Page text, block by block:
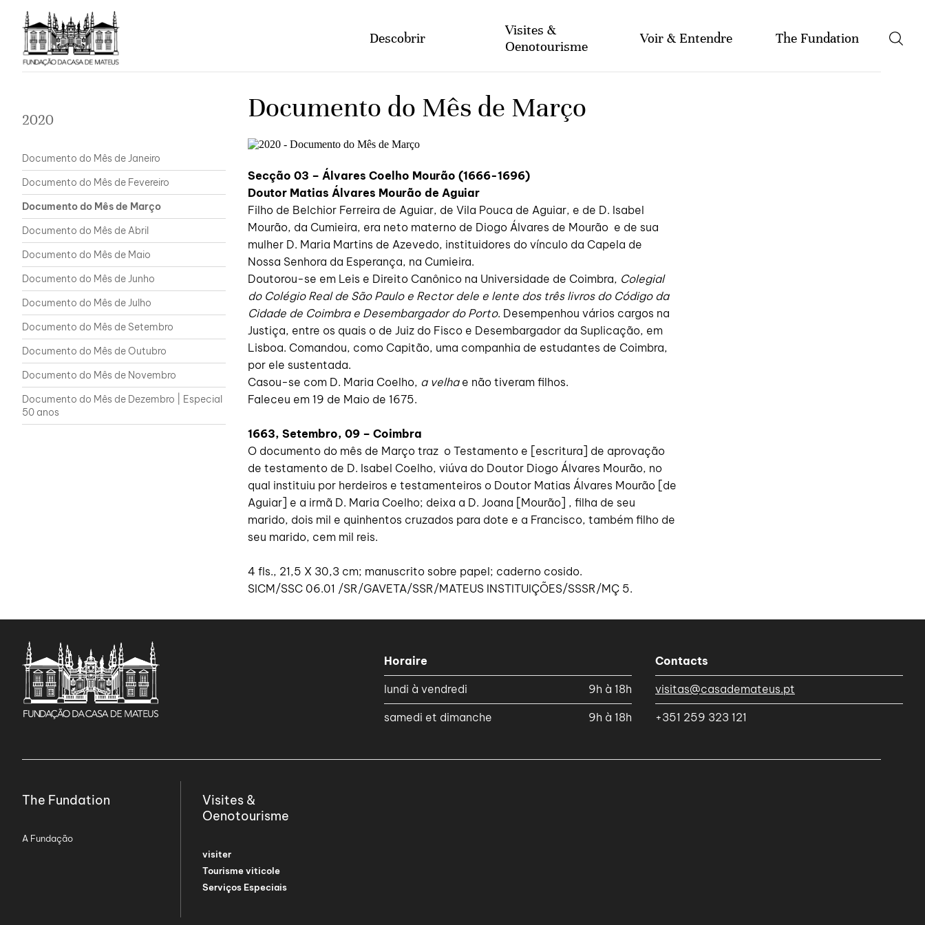
Portugês
Descobrir
Visites &
Oenotourisme
Voir & Entendre The Fundation
Tourisme viticole
Serviços Especiais
2020
Documento do Mês de Janeiro
Documento do Mês de Fevereiro
Documento do Mês de Março
Documento do Mês de Abril
Documento do Mês de Maio
Documento do Mês de Junho
Documento do Mês de Julho
Documento do Mês de Setembro
Documento do Mês de Outubro
Documento do Mês de Novembro
Documento do Mês de Dezembro | Especial
50 anos
Documento do Mês de Março
Secção 03 – Álvares Coelho Mourão (1666-1696)
Doutor Matias Álvares Mourão de Aguiar
Filho de Belchior Ferreira de Aguiar, de Vila Pouca de Aguiar, e de D. Isabel
Mourão, da Cumieira, era neto materno de Diogo Álvares de Mourão e de sua
mulher D. Maria Martins de Azevedo, instituidores do vínculo da Capela de
Nossa Senhora da Esperança, na Cumieira.
Doutorou-se em Leis e Direito Canônico na Universidade de Coimbra, Colegial
do Colégio Real de São Paulo e Rector dele e lente dos três livros do Código da
Cidade de Coimbra e Desembargador do Porto. Desempenhou vários cargos na
Justiça, entre os quais o de Juiz do Fisco e Desembargador da Suplicação, em
Lisboa. Comandou, como Capitão, uma companhia de estudantes de Coimbra,
por ele sustentada.
Casou-se com D. Maria Coelho, a velhae não tiveram filhos.
Faleceu em 19 de Maio de 1675.
1663, Setembro, 09 – Coimbra
O documento do mês de Março traz o Testamento e [escritura] de aprovação
de testamento de D. Isabel Coelho, viúva do Doutor Diogo Álvares Mourão, no
qual instituiu por herdeiros e testamenteiros o Doutor Matias Álvares Mourão [de
Aguiar] e a irmã D. Maria Coelho; deixa a D. Joana [Mourão] , filha de seu
marido, dois mil e quinhentos cruzados para dote e a Francisco, também filho de
seu marido, cem mil reis.
4 fls., 21,5 X 30,3 cm; manuscrito sobre papel; caderno cosido.
SICM/SSC 06.01 /SR/GAVETA/SSR/MATEUS INSTITUIÇÕES/SSSR/MÇ 5.
Horaire
lundi à vendredi 9h à 18h
samedi et dimanche 9h à 18h
Contacts
visitas@casademateus.pt
+351 259 323 121
The Fundation
A Fundação
Visites &
Oenotourisme
visiter
Tourisme viticole
Serviços Especiais